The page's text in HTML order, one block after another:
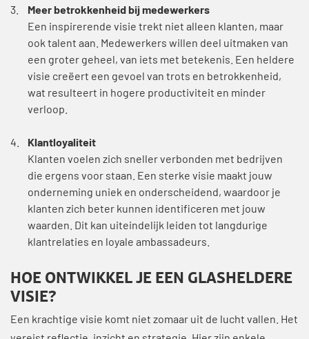
Meer betrokkenheid bij medewerkers
Een inspirerende visie trekt niet alleen klanten, maar
ook talent aan. Medewerkers willen deel uitmaken van
een groter geheel, van iets met betekenis. Een heldere
visie creëert een gevoel van trots en betrokkenheid,
wat resulteert in hogere productiviteit en minder
verloop.
Klantloyaliteit
Klanten voelen zich sneller verbonden met bedrijven
die ergens voor staan. Een sterke visie maakt jouw
onderneming uniek en onderscheidend, waardoor je
klanten zich beter kunnen identificeren met jouw
waarden. Dit kan uiteindelijk leiden tot langdurige
klantrelaties en loyale ambassadeurs.
HOE ONTWIKKEL JE EEN GLASHELDERE
VISIE?
Een krachtige visie komt niet zomaar uit de lucht vallen. Het